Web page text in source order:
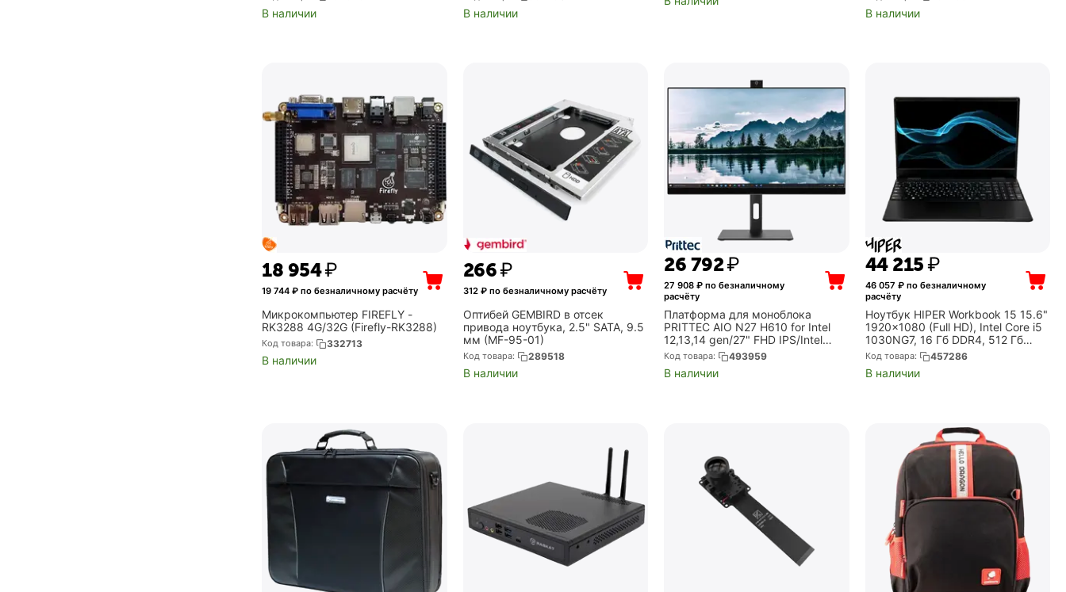
C+SD/Regular stand/White/120W
(X24H610-W)
В наличии В наличии В наличии
18 954₽
19 744 ₽ по безналичному расчёту
Микрокомпьютер FIREFLY -
RK3288 4G/32G (Firefly-RK3288)
Код товара: 332713
В наличии
‍266‍₽
312₽ по безналичному расчёту
Оптибей GEMBIRD в отсек
привода ноутбука, 2.5" SATA, 9.5
мм (MF-95-01)
Код товара: 289518
В наличии
26 792₽
27 908 ₽ по безналичному
расчёту
Платформа для моноблока
PRITTEC AIO N27 H610 for Intel
12,13,14 gen/27" FHD IPS/Intel
9560 WiFi//5M cam/HAS 120W
Adaptor/Side IO with USB3 + Type
C + ComboAu...
Код товара: 493959
В наличии
44 215₽
46 057 ₽ по безналичному
расчёту
Ноутбук HIPER Workbook 15 15.6"
1920x1080 (Full HD), Intel Core i5
1030NG7, 16 Гб DDR4, 512 Гб
SSD, Intel Iris Plus Graphics,
Windows 11 Professional, чёрный...
Код товара: 457286
В наличии